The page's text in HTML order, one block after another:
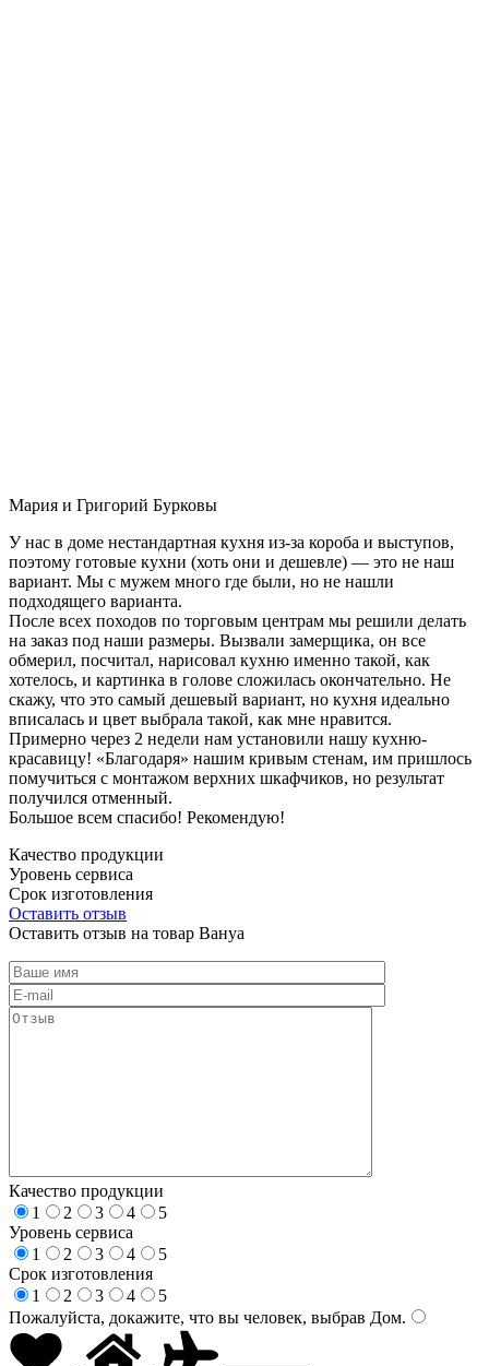
Мария и Григорий Бурковы
У нас в доме нестандартная кухня из-за короба и выступов,
поэтому готовые кухни (хоть они и дешевле) — это не наш
вариант. Мы с мужем много где были, но не нашли
подходящего варианта.
После всех походов по торговым центрам мы решили делать
на заказ под наши размеры. Вызвали замерщика, он все
обмерил, посчитал, нарисовал кухню именно такой, как
хотелось, и картинка в голове сложилась окончательно. Не
скажу, что это самый дешевый вариант, но кухня идеально
вписалась и цвет выбрала такой, как мне нравится.
Примерно через 2 недели нам установили нашу кухню-
красавицу! «Благодаря» нашим кривым стенам, им пришлось
помучиться с монтажом верхних шкафчиков, но результат
получился отменный.
Большое всем спасибо! Рекомендую!
Качество продукции
Уровень сервиса
Срок изготовления
Оставить отзыв
Оставить отзыв на товар Вануа
Качество продукции
1
2 3 4
5
Уровень сервиса
1
2 3 4
5
Срок изготовления
1
2 3 4
5
Пожалуйста, докажите, что вы человек, выбрав Дом.